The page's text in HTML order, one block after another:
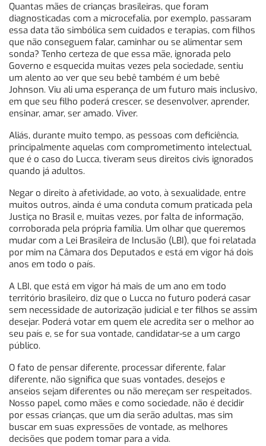
Quantas mães de crianças brasileiras, que foram
diagnosticadas com a microcefalia, por exemplo, passaram
essa data tão simbólica sem cuidados e terapias, com filhos
que não conseguem falar, caminhar ou se alimentar sem
sonda? Tenho certeza de que essa mãe, ignorada pelo
Governo e esquecida muitas vezes pela sociedade, sentiu
um alento ao ver que seu bebê também é um bebê
Johnson. Viu ali uma esperança de um futuro mais inclusivo,
em que seu filho poderá crescer, se desenvolver, aprender,
ensinar, amar, ser amado. Viver.
Aliás, durante muito tempo, as pessoas com deficiência,
principalmente aquelas com comprometimento intelectual,
que é o caso do Lucca, tiveram seus direitos civis ignorados
quando já adultos.
Negar o direito à afetividade, ao voto, à sexualidade, entre
muitos outros, ainda é uma conduta comum praticada pela
Justiça no Brasil e, muitas vezes, por falta de informação,
corroborada pela própria família. Um olhar que queremos
mudar com a Lei Brasileira de Inclusão (LBI), que foi relatada
por mim na Câmara dos Deputados e está em vigor há dois
anos em todo o país.
A LBI, que está em vigor há mais de um ano em todo
território brasileiro, diz que o Lucca no futuro poderá casar
sem necessidade de autorização judicial e ter filhos se assim
desejar. Poderá votar em quem ele acredita ser o melhor ao
seu país e, se for sua vontade, candidatar-se a um cargo
público.
O fato de pensar diferente, processar diferente, falar
diferente, não significa que suas vontades, desejos e
anseios sejam diferentes ou não mereçam ser respeitados.
Nosso papel, como mães e como sociedade, não é decidir
por essas crianças, que um dia serão adultas, mas sim
buscar em suas expressões de vontade, as melhores
decisões que podem tomar para a vida.